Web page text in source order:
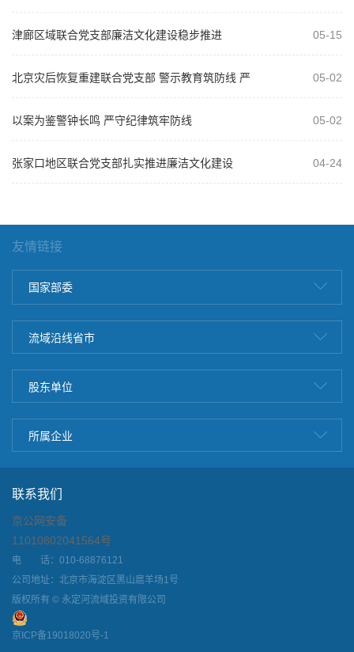
津廊区域联合党支部廉洁文化建设稳步推进 05-15
北京灾后恢复重建联合党支部 警示教育筑防线 严
05-02
以案为鉴警钟长鸣 严守纪律筑牢防线 05-02
张家口地区联合党支部扎实推进廉洁文化建设 04-24
友情链接
国家部委
流域沿线省市
股东单位
所属企业
联系我们
京公网安备
11010802041564号
电 话：010-68876121
公司地址：北京市海淀区黑山扈羊场1号
版权所有 © 永定河流域投资有限公司
京ICP备19018020号-1